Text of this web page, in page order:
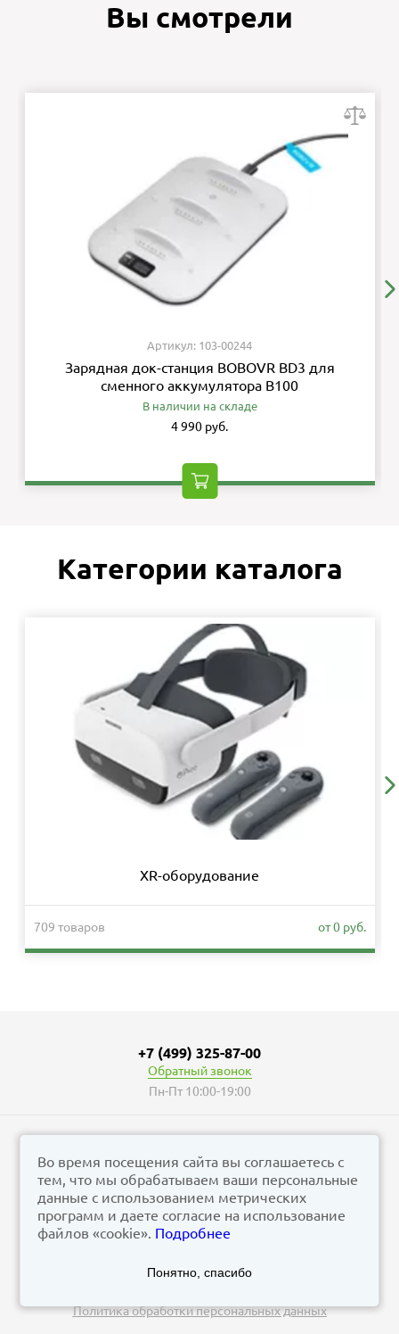
Вы смотрели
Артикул: 103-00244
Зарядная док-станция BOBOVR BD3 для
сменного аккумулятора B100
В наличии на складе
4 990 руб.
Категории каталога
XR-оборудование
709 товаров от 0 руб.
© vizzion.ru, 2026
corp@vizzion.ru
Задать вопрос в чат Телеграм
Задать вопрос в МАКС
+7 (499) 325-87-00
Обратный звонок
Пн-Пт 10:00-19:00
Политика обработки персональных данных
Во время посещения сайта вы соглашаетесь с
тем, что мы обрабатываем ваши персональные
данные с использованием метрических
программ и даете согласие на использование
файлов «cookie». Подробнее
Понятно, спасибо